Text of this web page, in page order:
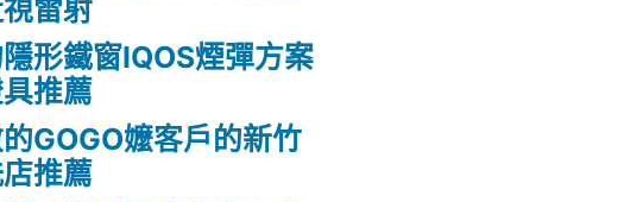
雷射
形鐵窗IQOS煙彈方案
推薦
GOGO嬤客戶的新竹
推薦